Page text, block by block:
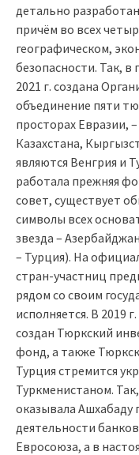
детально
причём во всех
географическом,
безопасности. Так, в
2021 г. создана
объединение пяти
просторах Евразии,
Казахстана,
являются Венгрия и
работала прежняя
совет, существует
символы всех
звезда –
– Турция). На
стран-участниц
рядом со своим
исполняется. В 2019
создан Тюркский
фонд, а также
Турция стремится
Туркменистаном.
оказывала
деятельности
Евросоюза, а в